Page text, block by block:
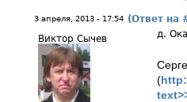
3 апреля, 2013 - 17:54 (Ответ на
Виктор Сычев
д.
(